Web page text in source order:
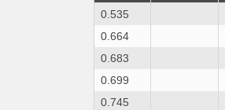
0.535
0.664
0.683
0.699
0.745